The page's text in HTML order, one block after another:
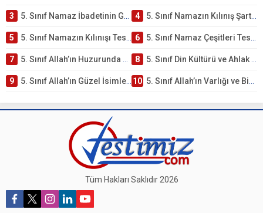
3 5. Sınıf Namaz İbadetinin Getirdiği Faydalar Testi 4 5. Sınıf Namazın Kılınış Şartları Testi
5 5. Sınıf Namazın Kılınışı Testi – Online Çöz 6 5. Sınıf Namaz Çeşitleri Testi – Online Çöz
7 5. Sınıf Allah’ın Huzurunda Olmak – Namaz İbadeti Testi 8 5. Sınıf Din Kültürü ve Ahlak Bilgisi 1. Ünite: Allah İnancı Çalışmaları
9 5. Sınıf Allah’ın Güzel İsimleri Testi – Online Çöz 10 5. Sınıf Allah’ın Varlığı ve Birliği Testi – Online Çöz
Tüm Hakları Saklıdır 2026